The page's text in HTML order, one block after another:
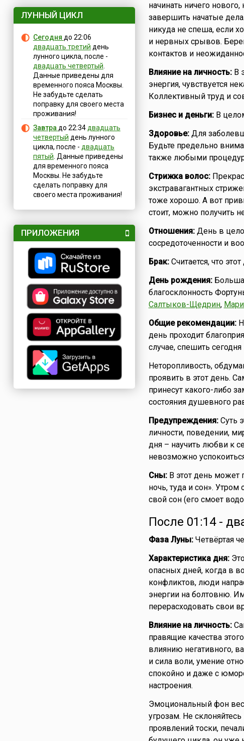
ЛУННЫЙ ЦИКЛ
Сегодня до 22:06
двадцать третий день
лунного цикла, после -
двадцать четвертый
Данные приведены для
временного пояса Москвы.
Не забудьте сделать
поправку для своего места
проживания!
Завтра до 22:34 двадцать
четвертый день лунного
цикла, после - двадцать
пятый . Данные приведены
для временного пояса
Москвы. Не забудьте
сделать поправку для
своего места проживания!
ПРИЛОЖЕНИЯ
начинать ничего
завершить начатые
никуда не спеша, если
и нервных срывов.
контактов и
Влияние на личность:В
энергия, чувствуется
Коллективный труд и
Бизнес и деньги:В
Здоровье:Для
Будьте предельно
также любыми
Стрижка волос:
экстравагантных
тоже хорошо. А вот
стоит, можно получить
Отношения:День в
сосредоточенности и
Брак:Считается, что
День рождения:
благосклонность
Салтыков-Щедрин,
Общие рекомендации:
день проходит
случае, спешить сегодня
Неторопливость,
проявить в этот день.
принесут какого-либо
состояния душевного
Предупреждения:Суть
личности, поведении,
дня – научить любви к
невозможно
Сны:В этот день может
ночь, туда и сон».
свой сон (его смоет
После 01:14 -
Фаза Луны:Четвёртая
Характеристика дня:
опасных дней, когда в
конфликтов, люди
энергии на болтовню.
перерасходовать свои
Влияние на личность:
правящие качества
влиянию негативного,
и сила воли, умение
спокойно и даже с
настроения.
Эмоциональный фон
угрозам. Не
проявлений тоски,